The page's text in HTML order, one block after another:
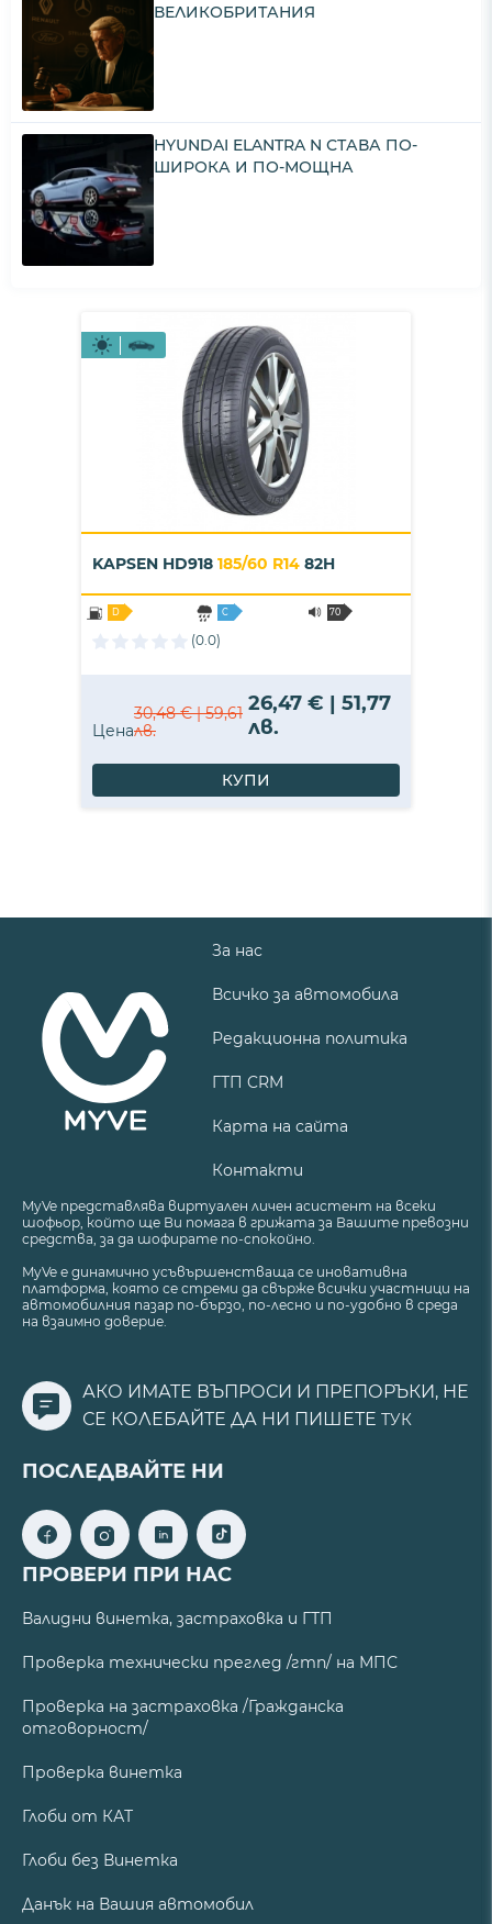
ВЕЛИКОБРИТАНИЯ
HYUNDAI ELANTRA N СТАВА ПО-
ШИРОКА И ПО-МОЩНА
KAPSEN HD918 185/60 R14 82H
D C 70
(0.0)
Цена
30,48 € | 59,61
лв.
26,47 € | 51,77
лв.
КУПИ
За нас
Всичко за автомобила
Редакционна политика
ГТП CRM
Карта на сайта
Контакти
MyVe представлява виртуален личен асистент на всеки
шофьор, който ще Ви помага в грижата за Вашите превозни
средства, за да шофирате по-спокойно.
MyVe е динамично усъвършенстваща се иновативна
платформа, която се стреми да свърже всички участници на
автомобилния пазар по-бързо, по-лесно и по-удобно в среда
на взаимно доверие.
АКО ИМАТЕ ВЪПРОСИ И ПРЕПОРЪКИ, НЕ
СЕ КОЛЕБАЙТЕ ДА НИ ПИШЕТЕ ТУК
ПОСЛЕДВАЙТЕ НИ
ПРОВЕРИ ПРИ НАС
Валидни винетка, застраховка и ГТП
Проверка технически преглед /гтп/ на МПС
Проверка на застраховка /Гражданска
отговорност/
Проверка винетка
Глоби от КАТ
Глоби без Винетка
Данък на Вашия автомобил